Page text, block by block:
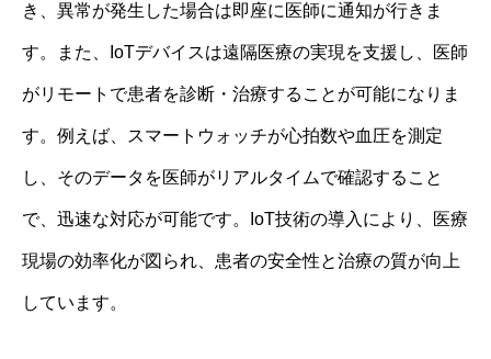
き、異常が発生した場合は即座に医師に通知が行きま
す。また、IoTデバイスは遠隔医療の実現を支援し、医師
がリモートで患者を診断・治療することが可能になりま
す。例えば、スマートウォッチが心拍数や血圧を測定
し、そのデータを医師がリアルタイムで確認すること
で、迅速な対応が可能です。IoT技術の導入により、医療
現場の効率化が図られ、患者の安全性と治療の質が向上
しています。